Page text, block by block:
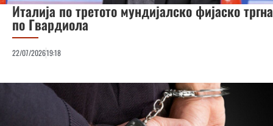
Италија по третото мундијалско фијаско тргна
по Гвардиола
22/07/202619:18